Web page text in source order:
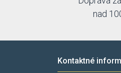
nad
Kontaktné